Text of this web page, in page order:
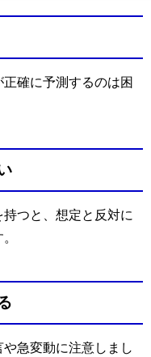
確に予測するのは困
つと、想定と反対に
急変動に注意しまし